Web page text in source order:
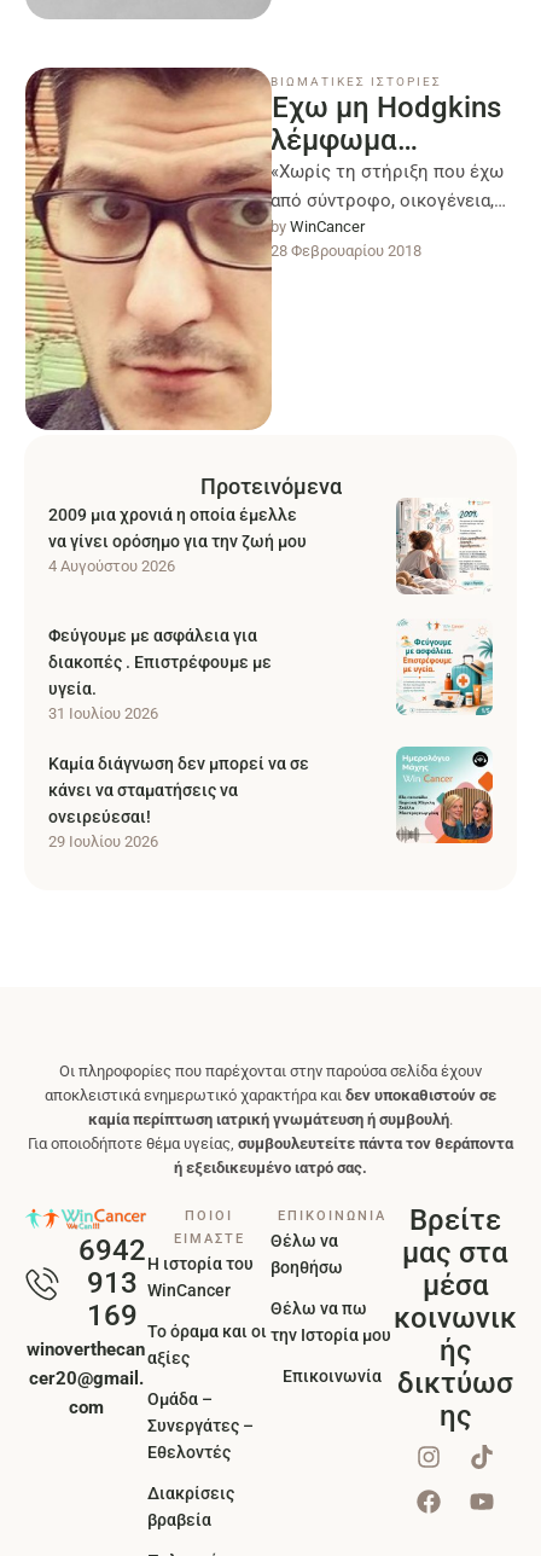
ΒΙΩΜΑΤΙΚΕΣ ΙΣΤΟΡΙΕΣ
Έχω μη Hodgkins
λέμφωμα…
«Χωρίς τη στήριξη που έχω
από σύντροφο, οικογένεια,
φίλους και γιατρούς, θα είχα
πεθάνει ήδη. Δεν έμεινα
by WinCancer
28 Φεβρουαρίου 2018
Προτεινόμενα
2009 μια χρονιά η οποία έμελλε
να γίνει ορόσημο για την ζωή μου
4 Αυγούστου 2026
Φεύγουμε με ασφάλεια για
διακοπές . Επιστρέφουμε με
υγεία.
31 Ιουλίου 2026
Καμία διάγνωση δεν μπορεί να σε
κάνει να σταματήσεις να
ονειρεύεσαι!
29 Ιουλίου 2026
Οι πληροφορίες που παρέχονται στην παρούσα σελίδα έχουν
αποκλειστικά ενημερωτικό χαρακτήρα και δεν υποκαθιστούν σε
καμία περίπτωση ιατρική γνωμάτευση ή συμβουλή.
Για οποιοδήποτε θέμα υγείας, συμβουλευτείτε πάντα τον θεράποντα
ή εξειδικευμένο ιατρό σας.
6942
913
169
winoverthecan
cer20@gmail.
com
ΠΟΙΟΙ
ΕΙΜΑΣΤΕ
Η ιστορία του
WinCancer
Το όραμα και οι
αξίες
Ομάδα –
Συνεργάτες –
Εθελοντές
Διακρίσεις
βραβεία
ΕΠΙΚΟΙΝΩΝΙΑ
Θέλω να
βοηθήσω
Θέλω να πω
την Ιστορία μου
Επικοινωνία
Βρείτε
μας στα
μέσα
κοινωνικ
ής
δικτύωσ
ης